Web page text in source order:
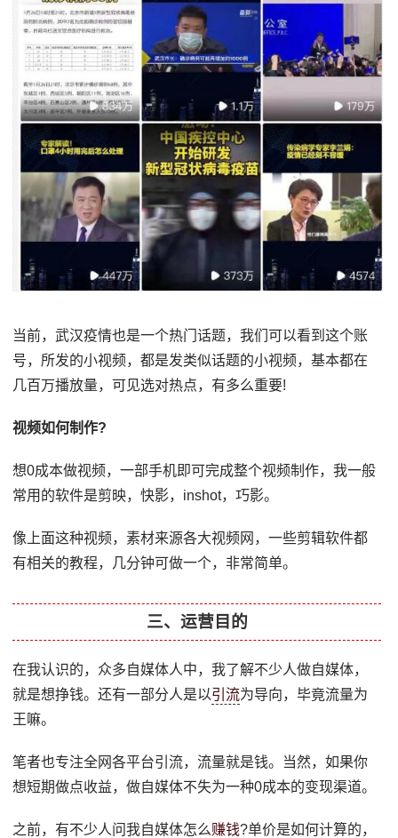
当前，武汉疫情也是一个热门话题，我们可以看到这个账
号，所发的小视频，都是发类似话题的小视频，基本都在
几百万播放量，可见选对热点，有多么重要!
视频如何制作?
想0成本做视频，一部手机即可完成整个视频制作，我一般
常用的软件是剪映，快影，inshot，巧影。
像上面这种视频，素材来源各大视频网，一些剪辑软件都
有相关的教程，几分钟可做一个，非常简单。
三、运营目的
在我认识的，众多自媒体人中，我了解不少人做自媒体，
就是想挣钱。还有一部分人是以引流为导向，毕竟流量为
王嘛。
笔者也专注全网各平台引流，流量就是钱。当然，如果你
想短期做点收益，做自媒体不失为一种0成本的变现渠道。
之前，有不少人问我自媒体怎么赚钱?单价是如何计算的，